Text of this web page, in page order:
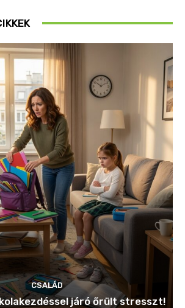
CSALÁD
járó őrült stresszt!